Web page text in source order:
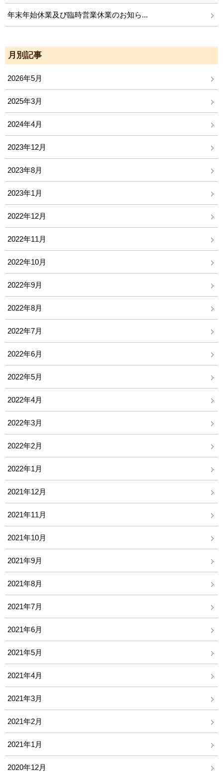
年末年始休業及び臨時営業休業のお知ら...
月別記事
2026年5月
2025年3月
2024年4月
2023年12月
2023年8月
2023年1月
2022年12月
2022年11月
2022年10月
2022年9月
2022年8月
2022年7月
2022年6月
2022年5月
2022年4月
2022年3月
2022年2月
2022年1月
2021年12月
2021年11月
2021年10月
2021年9月
2021年8月
2021年7月
2021年6月
2021年5月
2021年4月
2021年3月
2021年2月
2021年1月
2020年12月